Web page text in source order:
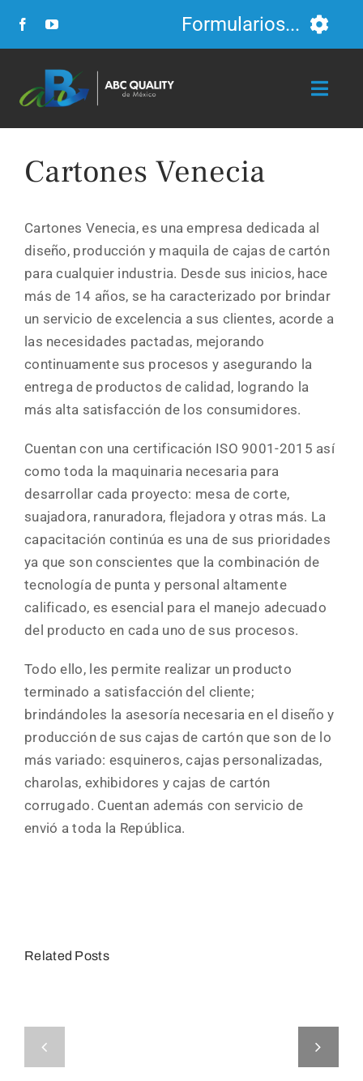
Formularios...
Formulario FSC
Formulario para Cursos
Formulario para Auditorias
Curriculum
Cursos y Talleres
Nosotros
Clientes
FAQs
Blog
Contacto
Cartones Venecia
Cartones Venecia, es una empresa dedicada al
diseño, producción y maquila de cajas de cartón
para cualquier industria. Desde sus inicios, hace
más de 14 años, se ha caracterizado por brindar
un servicio de excelencia a sus clientes, acorde a
las necesidades pactadas, mejorando
continuamente sus procesos y asegurando la
entrega de productos de calidad, logrando la
más alta satisfacción de los consumidores.
Cuentan con una certificación ISO 9001-2015 así
como toda la maquinaria necesaria para
desarrollar cada proyecto: mesa de corte,
suajadora, ranuradora, flejadora y otras más. La
capacitación continúa es una de sus prioridades
ya que son conscientes que la combinación de
tecnología de punta y personal altamente
calificado, es esencial para el manejo adecuado
del producto en cada uno de sus procesos.
Todo ello, les permite realizar un producto
terminado a satisfacción del cliente;
brindándoles la asesoría necesaria en el diseño y
producción de sus cajas de cartón que son de lo
más variado: esquineros, cajas personalizadas,
charolas, exhibidores y cajas de cartón
corrugado. Cuentan además con servicio de
envió a toda la República.
Related Posts